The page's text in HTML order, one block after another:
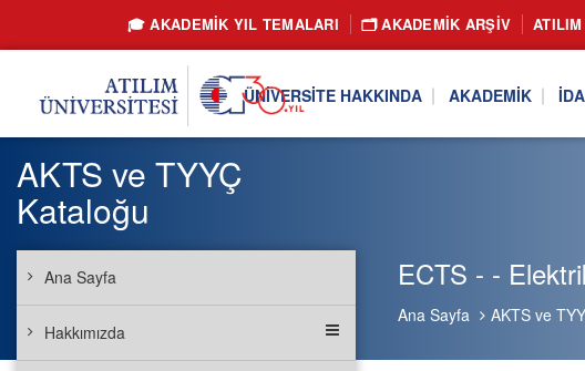
🎓 AKADEMİK YIL TEMALARI 🗂️ AKADEMIK ARŞIV
ÜNIVERSITE HAKKINDA AKADEMIK
ECTS - -
Ana Sayfa AKTS ve
AKTS ve TYYÇ
Kataloğu
Ana Sayfa
Hakkımızda